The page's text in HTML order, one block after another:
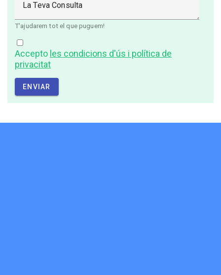
La Teva Consulta
T'ajudarem tot el que puguem!
Accepto les condicions d'ús i política de
privacitat
ENVIAR